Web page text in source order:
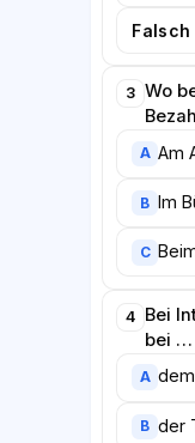
Falsch
3 Wo
A Am
B Im
C
4 Bei
bei …
A
B der